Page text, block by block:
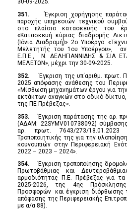
30-09-2025.
351.Έγκριση χορήγησης
παροχής υπηρεσιών τεχνικού
στο πλαίσιο κατασκευής του
«Κατασκευή κύριας διαδρομής
(Ιόνια Διαδρομή)» 2ο Υποέργο:
Μελετητής του 1ου Υποέργου»,
Ε.Π.Ε., Ν. ΔΕΛΗΓΙΑΝΝΙΔΗΣ & ΣΙΑ
ΜΕΛΕΤΩΝ», μέχρι την 30-09-2025.
352.Έγκριση της υπ΄αριθμ.
2025 απόφασης ανάθεσης του
«Μίσθωση μηχανημάτων έργου για
εκτάκτων αναγκών στο οδικό
της ΠΕ Πρέβεζας».
353.Έγκριση παράτασης της αρ.
(ΑΔΑΜ: 22SYMV010738092)
αρ. πρωτ. 7643/273/18.01.2023
Τροποποιητικής της για την
κουνουπιών στην Περιφερειακή
2022 – 2023 – 2024».
354.Έγκριση τροποποίησης
Πρωτοβάθμιας και
αρμοδιότητας Π.Ε. Πρέβεζας για
2025-2026, της 4ης
Προσφορών και έγκριση διόρθωσης
απόφασης της Περιφερειακής
με α/α 88).